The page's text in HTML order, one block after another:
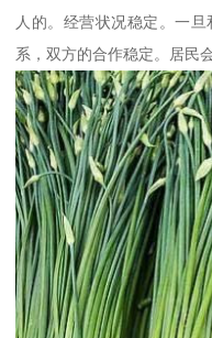
人的。经营状况稳定。一
系，双方的合作稳定。居民